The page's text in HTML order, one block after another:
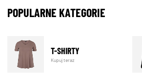
POPULARNE KATEGORIE
T-SHIRTY
Kupuj teraz